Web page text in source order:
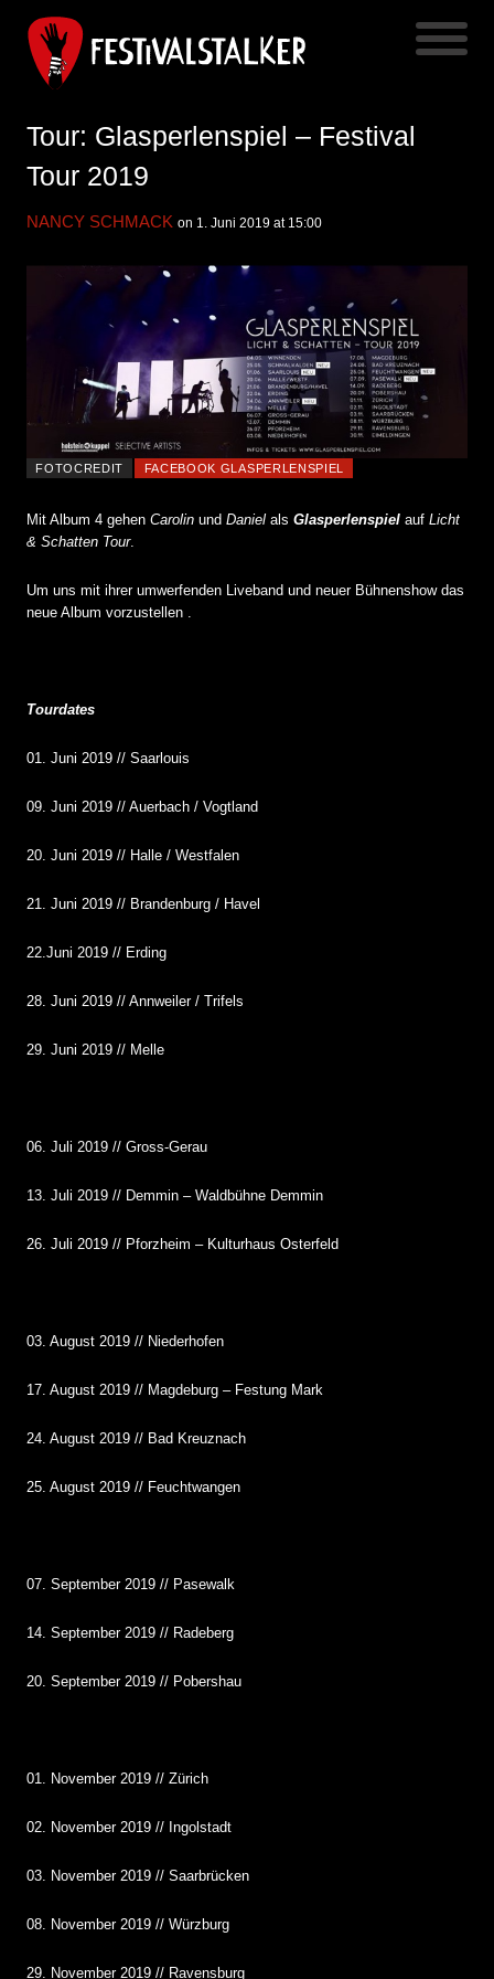
Tour: Glasperlenspiel – Festival
Tour 2019
NANCY SCHMACK on 1. Juni 2019 at 15:00
FOTOCREDIT FACEBOOK GLASPERLENSPIEL
Mit Album 4 gehen Carolin und Daniel als Glasperlenspiel auf Licht
& Schatten Tour.
Um uns mit ihrer umwerfenden Liveband und neuer Bühnenshow das
neue Album vorzustellen .
Tourdates
01. Juni 2019 // Saarlouis
09. Juni 2019 // Auerbach / Vogtland
20. Juni 2019 // Halle / Westfalen
21. Juni 2019 // Brandenburg / Havel
22.Juni 2019 // Erding
28. Juni 2019 // Annweiler / Trifels
29. Juni 2019 // Melle
06. Juli 2019 // Gross-Gerau
13. Juli 2019 // Demmin – Waldbühne Demmin
26. Juli 2019 // Pforzheim – Kulturhaus Osterfeld
03. August 2019 // Niederhofen
17. August 2019 // Magdeburg – Festung Mark
24. August 2019 // Bad Kreuznach
25. August 2019 // Feuchtwangen
07. September 2019 // Pasewalk
14. September 2019 // Radeberg
20. September 2019 // Pobershau
01. November 2019 // Zürich
02. November 2019 // Ingolstadt
03. November 2019 // Saarbrücken
08. November 2019 // Würzburg
29. November 2019 // Ravensburg